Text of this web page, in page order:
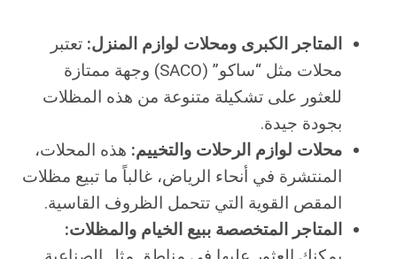
المتاجر الكبرى ومحلات لوازم المنزل: تعتبر
محلات مثل “ساكو” (SACO) وجهة ممتازة
للعثور على تشكيلة متنوعة من هذه المظلات
بجودة جيدة.
محلات لوازم الرحلات والتخييم: هذه المحلات،
المنتشرة في أنحاء الرياض، غالباً ما تبيع مظلات
المقص القوية التي تتحمل الظروف القاسية.
المتاجر المتخصصة ببيع الخيام والمظلات: